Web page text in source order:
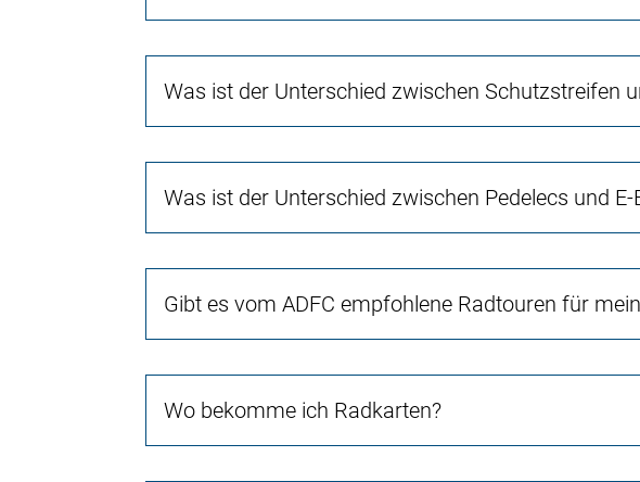
Was ist der Unterschied zwischen Schutzstreifen
Was ist der Unterschied zwischen Pedelecs und E-
Gibt es vom ADFC empfohlene Radtouren für
Wo bekomme ich Radkarten?